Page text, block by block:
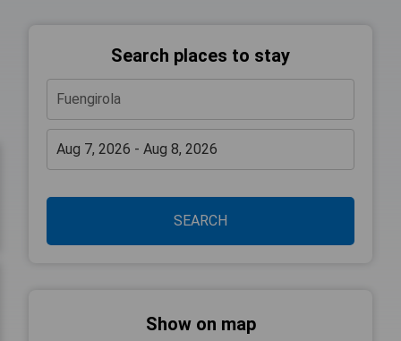
Search places to stay
SEARCH
Show on map